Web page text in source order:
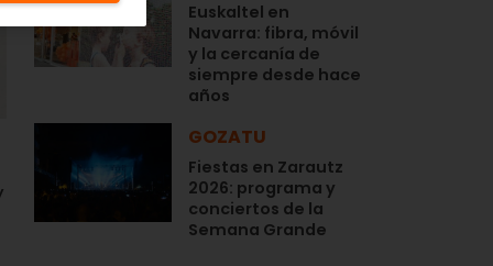
Euskaltel en
Navarra: fibra, móvil
y la cercanía de
siempre desde hace
años
GOZATU
Fiestas en Zarautz
2026: programa y
conciertos de la
Semana Grande